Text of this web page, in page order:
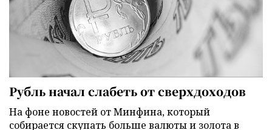
Рубль начал слабеть от сверхдоходов
На фоне новостей от Минфина, который
собирается скупать больше валюты и золота в